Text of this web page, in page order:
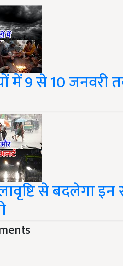
में 9 से 10 जनवरी
से बदलेगा इन